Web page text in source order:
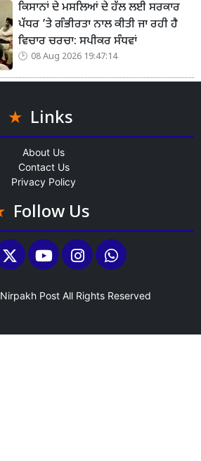
ਕਿਸਾਨਾਂ ਦੇ ਮਸਲਿਆਂ ਦੇ ਹੱਲ ਲਈ ਸਰਕਾਰ
ਪੱਧਰ ’ਤੇ ਗੰਭੀਰਤਾ ਨਾਲ ਕੀਤੀ ਜਾ ਰਹੀ ਹੈ
ਵਿਚਾਰ ਚਰਚਾ: ਸਪੀਕਰ ਸੰਧਵਾਂ
08 Aug 2026 19:47:14
Links
About Us
Contact Us
Privacy Policy
Follow Us
Nirpakh Post All Rights Reserved